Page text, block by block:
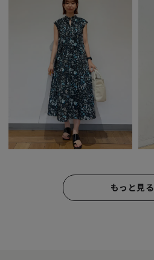
もっと見る